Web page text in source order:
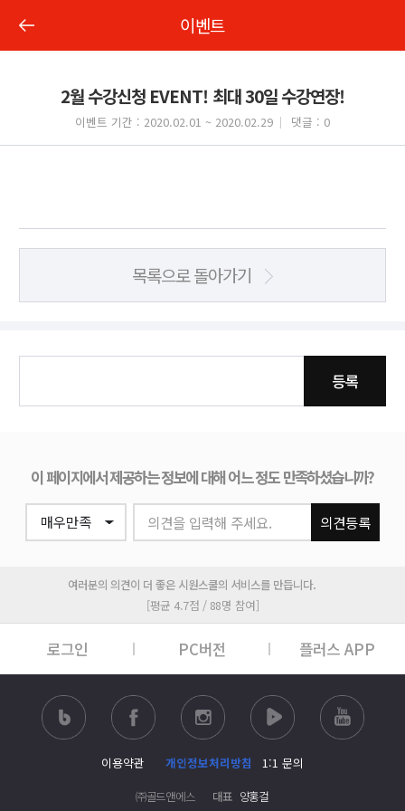
이벤트
2월 수강신청 EVENT! 최대 30일 수강연장!
이벤트 기간 : 2020.02.01 ~ 2020.02.29 댓글 : 0
목록으로 돌아가기
등록
이 페이지에서 제공하는 정보에 대해 어느 정도 만족하셨습니까?
의견을 입력해 주세요. 의견등록
여러분의 의견이 더 좋은 시원스쿨의 서비스를 만듭니다.
[평균 4.7점 / 88명 참여]
로그인 PC버전 플러스 APP
이용약관 개인정보처리방침
1:1 문의
㈜골드앤에스
대표 양홍걸